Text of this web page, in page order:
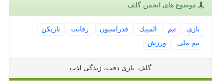
موضوع های انجمن گلف
بازی تیم المپیك فدراسیون رقابت
بازیكن
تیم ملی
ورزش
گلف: بازی دقت، زندگی لذت